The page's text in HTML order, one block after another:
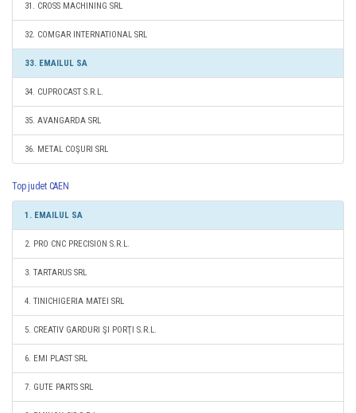
31. CROSS MACHINING SRL
32. COMGAR INTERNATIONAL SRL
33. EMAILUL SA
34. CUPROCAST S.R.L.
35. AVANGARDA SRL
36. METAL COŞURI SRL
Top judet CAEN
1. EMAILUL SA
2. PRO CNC PRECISION S.R.L.
3. TARTARUS SRL
4. TINICHIGERIA MATEI SRL
5. CREATIV GARDURI ŞI PORŢI S.R.L.
6. EMI PLAST SRL
7. GUTE PARTS SRL